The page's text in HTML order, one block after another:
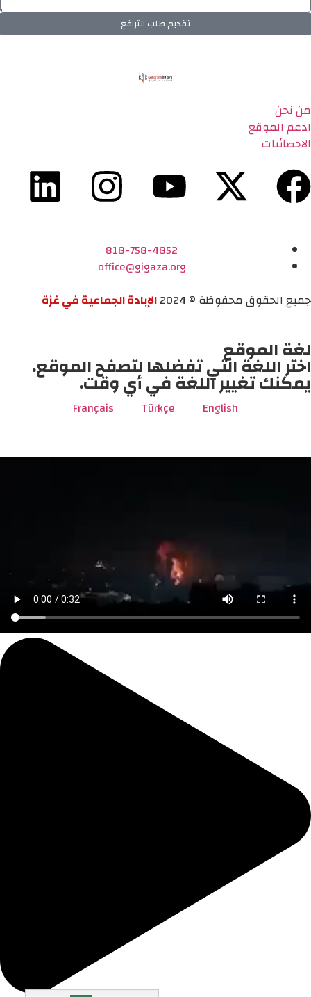
تقديم طلب الترافع
من نحن
ادعم الموقع
الاحصائيات
818-758-4852
office@gigaza.org
جميع الحقوق محفوظة © 2024
الإبادة الجماعية في غزة
لغة الموقع
اختر اللغة التي تفضلها لتصفح الموقع.
يمكنك تغيير اللغة في أي وقت.
English
Türkçe
Français